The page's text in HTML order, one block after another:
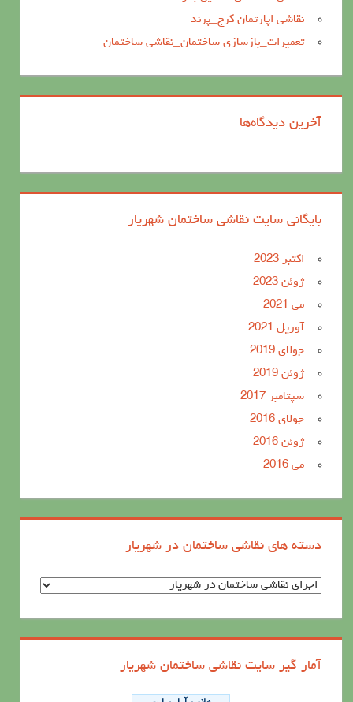
نقاشی اپارتمان کرج_پرند
تعمیرات_بازسازی ساختمان_نقاشی ساختمان
آخرین دیدگاه‌ها
بایگانی سایت نقاشی ساختمان شهریار
اکتبر 2023
ژوئن 2023
می 2021
آوریل 2021
جولای 2019
ژوئن 2019
سپتامبر 2017
جولای 2016
ژوئن 2016
می 2016
دسته های نقاشی ساختمان در شهریار
د
آمار گیر سایت نقاشی ساختمان شهریار